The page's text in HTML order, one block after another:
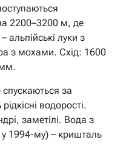
2200–3200 м, де
альпійські луки з
з мохами. Схід: 1600
за
водорості.
заметілі. Вода з
1994-му) – кришталь